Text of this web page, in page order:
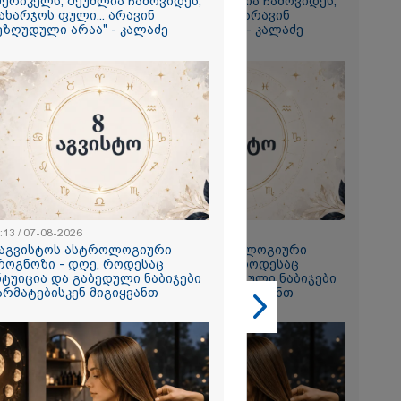
ცოტნესთვის
სახლში
ცხოვრობს
ერთი
არ არის
- ანა
მიგვაჩნია,
გასვენება
მოხდეს, ეს
ისეთი
დახარჯოს ფული... არავინ
შეზღუდული არაა" - კალაძე
8 აგვისტოს ასტროლოგიური
პროგნოზი - დღე, როდესაც
ინტუიცია და გაბედული ნაბიჯები
წარმატებისკენ მიგიყვანთ
ფული... არავინ
არაა" - კალაძე
/ 07-08-2026
ასტროლოგიური
- დღე, როდესაც
და გაბედული ნაბიჯები
მიგიყვანთ